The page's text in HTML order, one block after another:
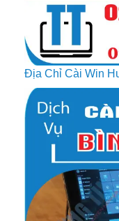
Địa Chỉ Cài Win